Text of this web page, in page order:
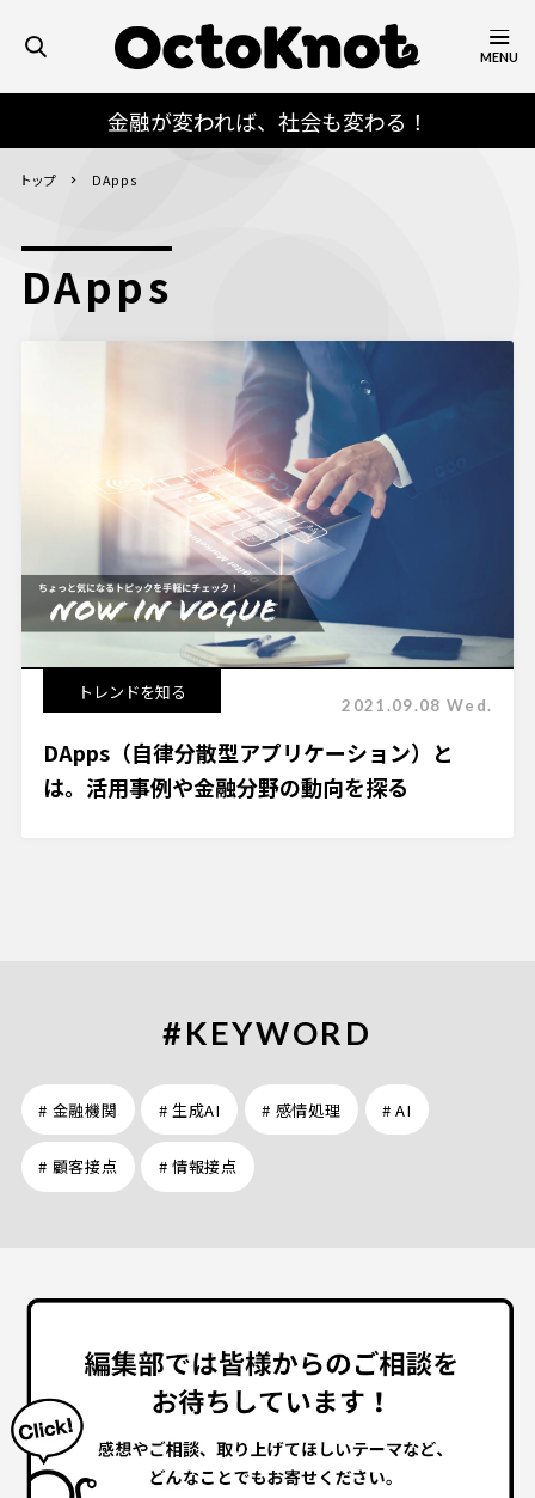
金融が変われば、社会も変わる！
MENU
トップ DApps
DApps
トレンドを知る
2021.09.08 Wed.
DApps（自律分散型アプリケーション）と
は。活用事例や金融分野の動向を探る
#KEYWORD
# 金融機関 # 生成AI # 感情処理 # AI
# 顧客接点 # 情報接点